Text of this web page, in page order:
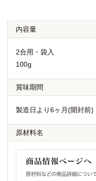
内容量
2合用・袋入
100g
賞味期間
製造日より6ヶ月(開封前)
原材料名